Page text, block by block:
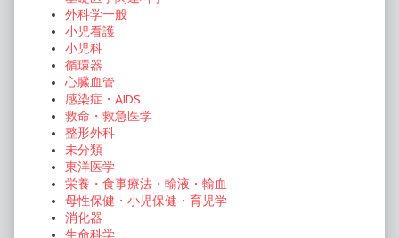
外科学一般
小児看護
小児科
循環器
心臓血管
感染症・AIDS
救命・救急医学
整形外科
未分類
東洋医学
栄養・食事療法・輸液・輸血
母性保健・小児保健・育児学
消化器
生命科学